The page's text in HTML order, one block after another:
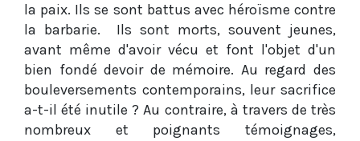
la paix. Ils se sont battus avec héroïsme contre
la barbarie. Ils sont morts, souvent jeunes,
avant même d'avoir vécu et font l'objet d'un
bien fondé devoir de mémoire. Au regard des
bouleversements contemporains, leur sacrifice
a-t-il été inutile ? Au contraire, à travers de très
nombreux et poignants témoignages,